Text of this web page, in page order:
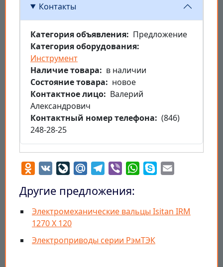
Контакты
Категория объявления
Предложение
Категория оборудования
Инструмент
Наличие товара
в наличии
Состояние товара
новое
Контактное лицо
Валерий
Александрович
Контактный номер телефона
(846)
248-28-25
Odnoklassniki
VK LiveJournal
Mail.RuTelegram
Viber WhatsApp
Skype
Другие предложения:
Электромеханические вальцы Isitan IRM
1270 X 120
Электроприводы серии РэмТЭК